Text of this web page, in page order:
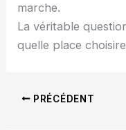
marche.
La véritable
quelle place
PRÉCÉDENT